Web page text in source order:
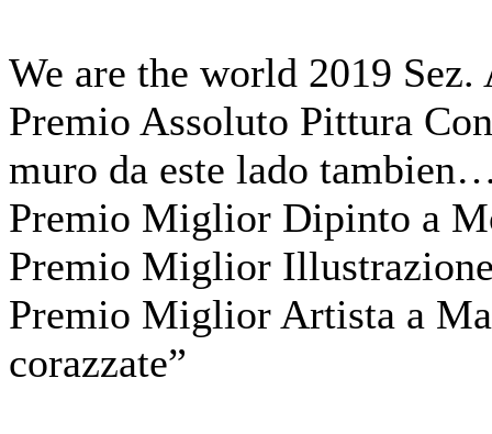
We are the world 2019
Premio Assoluto Pittura
muro da este lado
Premio Miglior Dipinto a
Premio Miglior
Premio Miglior Artista a
corazzate”